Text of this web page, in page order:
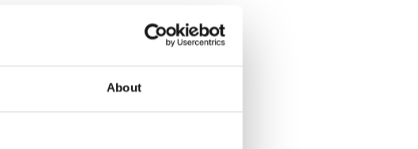
About
Kennenlernen
erkunden, welche